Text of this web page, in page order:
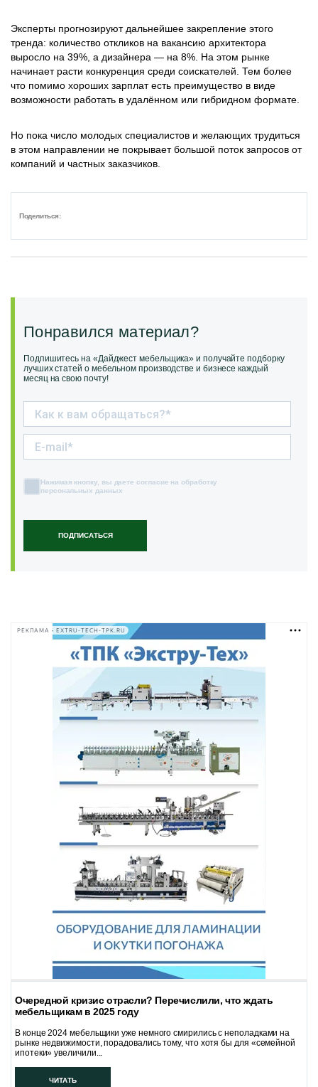
Эксперты прогнозируют дальнейшее закрепление этого
тренда: количество откликов на вакансию архитектора
выросло на 39%, а дизайнера — на 8%. На этом рынке
начинает расти конкуренция среди соискателей. Тем более
что помимо хороших зарплат есть преимущество в виде
возможности работать в удалённом или гибридном формате.
Но пока число молодых специалистов и желающих трудиться
в этом направлении не покрывает большой поток запросов от
компаний и частных заказчиков.
Поделиться:
Понравился материал?
Подпишитесь на «Дайджест мебельщика» и получайте подборку
лучших статей о мебельном производстве и бизнесе каждый
месяц на свою почту!
ПОДПИСАТЬСЯ
Нажимая кнопку, вы даете согласие на обработку
персональных данных
РЕКЛАМА • EXTRU-TECH-TPK.RU
Очередной кризис отрасли? Перечислили, что ждать
мебельщикам в 2025 году
В конце 2024 мебельщики уже немного смирились с неполадками на
рынке недвижимости, порадовались тому, что хотя бы для «семейной
ипотеки» увеличили...
ЧИТАТЬ